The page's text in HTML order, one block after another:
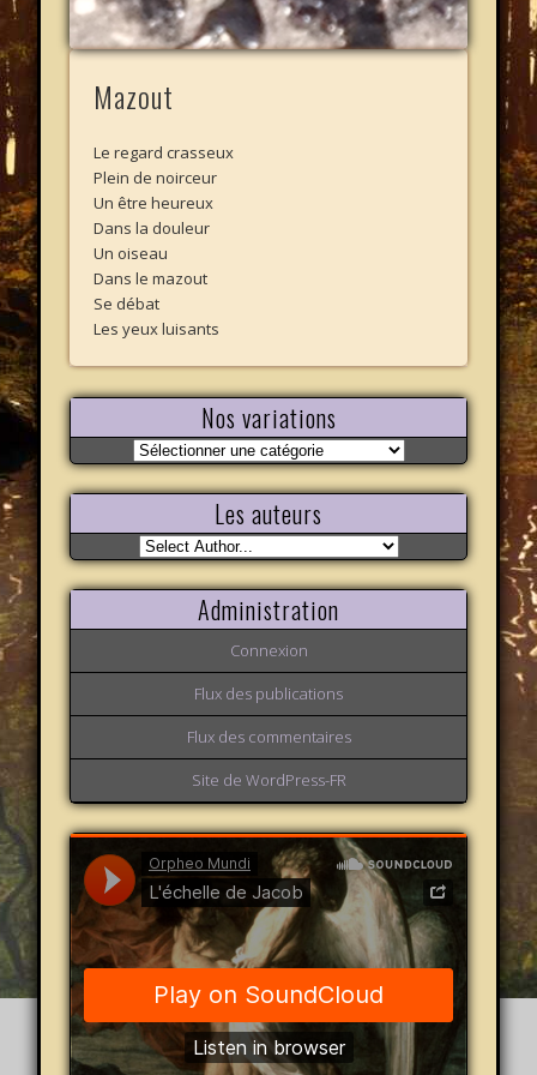
Mazout
Le regard crasseux
Plein de noirceur
Un être heureux
Dans la douleur
Un oiseau
Dans le mazout
Se débat
Les yeux luisants
Nos variations
Nos
variations
Les auteurs
Administration
Connexion
Flux des publications
Flux des commentaires
Site de WordPress-FR